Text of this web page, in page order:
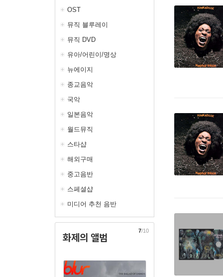
OST
뮤직 블루레이
뮤직 DVD
유아/어린이/명상
뉴에이지
종교음악
국악
일본음악
월드뮤직
스타샵
해외구매
중고음반
스페셜샵
미디어 추천 음반
화제의 앨범
7/10